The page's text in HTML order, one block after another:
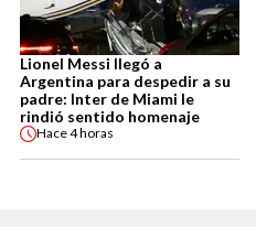
Lionel Messi llegó a
Argentina para despedir a su
padre: Inter de Miami le
rindió sentido homenaje
Hace4 horas